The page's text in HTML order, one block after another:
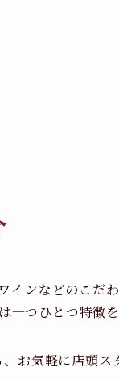
ンなどのこだわ
つひとつ特徴を
お気軽に店頭ス